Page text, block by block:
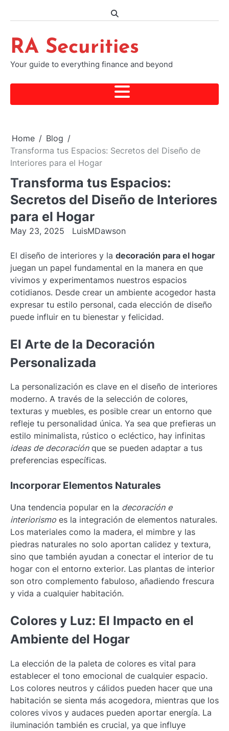
RA Securities
Your guide to everything finance and beyond
Home
Blog
Transforma tus Espacios: Secretos del Diseño de
Interiores para el Hogar
Transforma tus Espacios:
Secretos del Diseño de Interiores
para el Hogar
May 23, 2025 LuisMDawson
El diseño de interiores y la decoración para el hogar
juegan un papel fundamental en la manera en que
vivimos y experimentamos nuestros espacios
cotidianos. Desde crear un ambiente acogedor hasta
expresar tu estilo personal, cada elección de diseño
puede influir en tu bienestar y felicidad.
El Arte de la Decoración
Personalizada
La personalización es clave en el diseño de interiores
moderno. A través de la selección de colores,
texturas y muebles, es posible crear un entorno que
refleje tu personalidad única. Ya sea que prefieras un
estilo minimalista, rústico o ecléctico, hay infinitas
ideas de decoraciónque se pueden adaptar a tus
preferencias específicas.
Incorporar Elementos Naturales
Una tendencia popular en la decoración e
interiorismo es la integración de elementos naturales.
Los materiales como la madera, el mimbre y las
piedras naturales no solo aportan calidez y textura,
sino que también ayudan a conectar el interior de tu
hogar con el entorno exterior. Las plantas de interior
son otro complemento fabuloso, añadiendo frescura
y vida a cualquier habitación.
Colores y Luz: El Impacto en el
Ambiente del Hogar
La elección de la paleta de colores es vital para
establecer el tono emocional de cualquier espacio.
Los colores neutros y cálidos pueden hacer que una
habitación se sienta más acogedora, mientras que los
colores vivos y audaces pueden aportar energía. La
iluminación también es crucial, ya que influye